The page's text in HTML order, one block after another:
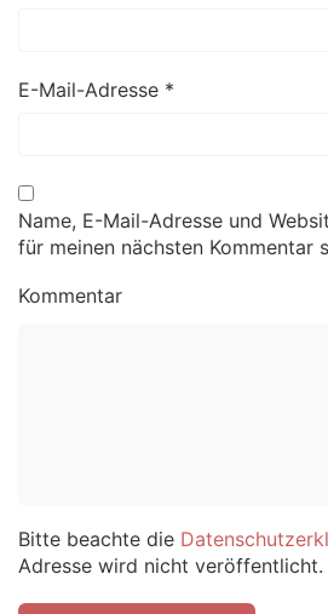
E-Mail-Adresse *
Name, E-Mail-Adresse und
für meinen nächsten Kommentar
Kommentar
Bitte beachte die
Adresse wird nicht veröffentlicht.